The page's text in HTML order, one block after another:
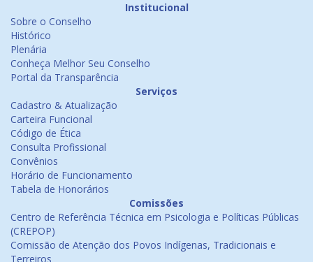
Institucional
Sobre o Conselho
Histórico
Plenária
Conheça Melhor Seu Conselho
Portal da Transparência
Serviços
Cadastro & Atualização
Carteira Funcional
Código de Ética
Consulta Profissional
Convênios
Horário de Funcionamento
Tabela de Honorários
Comissões
Centro de Referência Técnica em Psicologia e Políticas Públicas
(CREPOP)
Comissão de Atenção dos Povos Indígenas, Tradicionais e
Terreiros